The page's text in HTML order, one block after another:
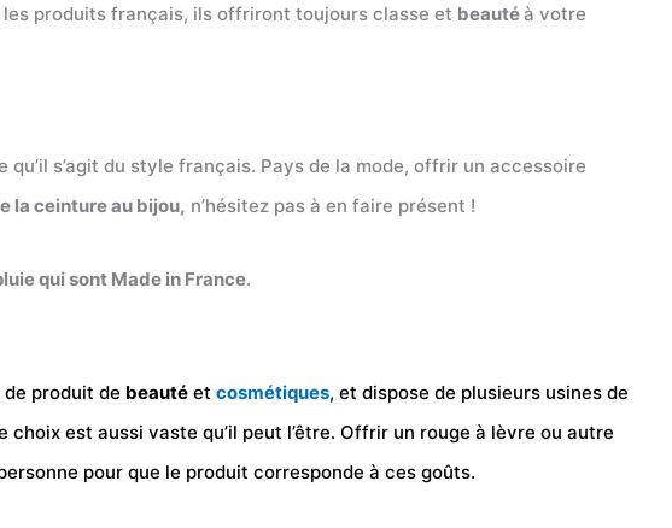
produits français, ils offriront toujours classe et beautéà votre
s’agit du style français. Pays de la mode, offrir un accessoire
la ceinture au bijou, n’hésitez pas à en faire présent !
qui sont Made in France.
produit de beauté et cosmétiques, et dispose de plusieurs usines de
choix est aussi vaste qu’il peut l’être. Offrir un rouge à lèvre ou autre
pour que le produit corresponde à ces goûts.